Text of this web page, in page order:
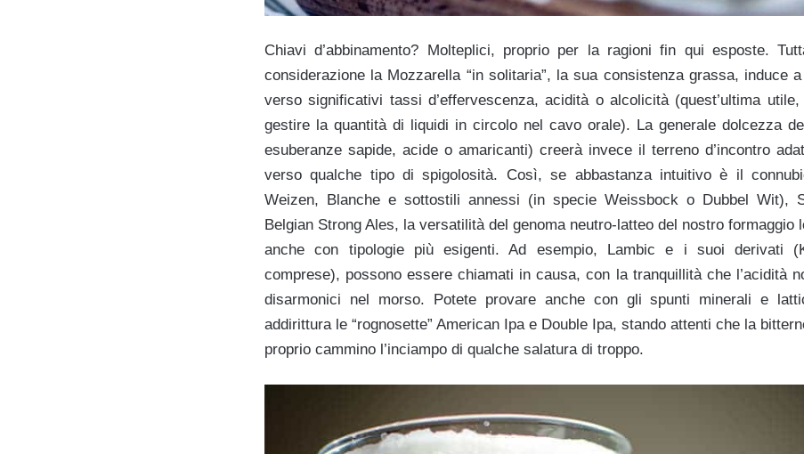
Chiavi d’abbinamento? Molteplici, proprio per la ragioni fin qui esposte.
considerazione la Mozzarella “in solitaria”, la sua consistenza grassa, induce
verso significativi tassi d’effervescenza, acidità o alcolicità (quest’ultima
gestire la quantità di liquidi in circolo nel cavo orale). La generale dolcezza
esuberanze sapide, acide o amaricanti) creerà invece il terreno d’incontro
verso qualche tipo di spigolosità. Così, se abbastanza intuitivo è il
Weizen, Blanche e sottostili annessi (in specie Weissbock o Dubbel Wit),
Belgian Strong Ales, la versatilità del genoma neutro-latteo del nostro formaggio
anche con tipologie più esigenti. Ad esempio, Lambic e i suoi derivati
comprese), possono essere chiamati in causa, con la tranquillità che l’acidità
disarmonici nel morso. Potete provare anche con gli spunti minerali e
addirittura le “rognosette” American Ipa e Double Ipa, stando attenti che la
proprio cammino l’inciampo di qualche salatura di troppo.